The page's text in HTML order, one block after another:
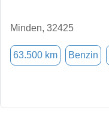
Minden, 32425
63.500 km Benzin